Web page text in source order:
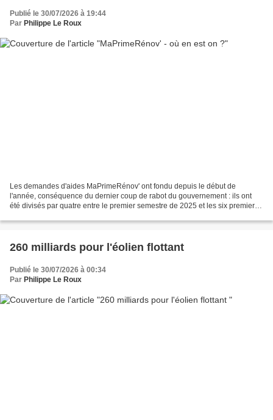
Publié le 30/07/2026 à 19:44
Par Philippe Le Roux
Les demandes d'aides MaPrimeRénov' ont fondu depuis le début de
l'année, conséquence du dernier coup de rabot du gouvernement : ils ont
été divisés par quatre entre le premier semestre de 2025 et les six premiers
260 milliards pour l'éolien flottant
Publié le 30/07/2026 à 00:34
Par Philippe Le Roux